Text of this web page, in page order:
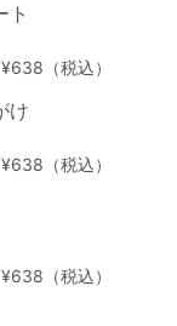
ト
¥638（税込）
け
¥638（税込）
¥638（税込）